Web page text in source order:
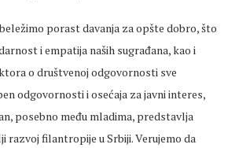
porast davanja za opšte dobro, što
i empatija naših sugrađana, kao i
o društvenoj odgovornosti sve
odgovornosti i osećaja za javni interes,
posebno među mladima, predstavlja
razvoj filantropije u Srbiji. Verujemo da